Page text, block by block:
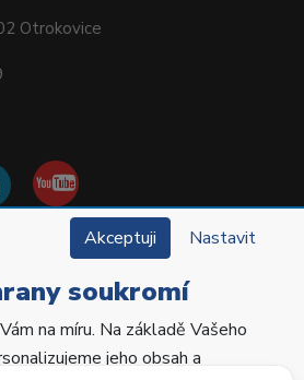
Otrokovice
Fa Dental a.s. Všechna práva
vyhrazena.
Akceptuji Nastavit
soukromí
na míru. Na základě Vašeho
jeho obsah a
poradit?Zeptejte se našeho